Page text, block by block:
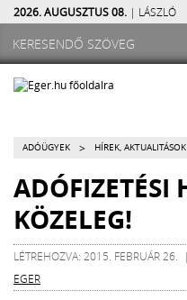
2026. AUGUSZTUS 08. | LÁSZLÓ
ADÓÜGYEK > HÍREK, AKTUALITÁSOK
ADÓFIZETÉSI
KÖZELEG!
LÉTREHOZVA: 2015. FEBRUÁR 26.
EGER